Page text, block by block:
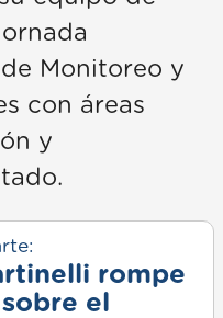
Monitoreo y
con áreas
y
rompe
el